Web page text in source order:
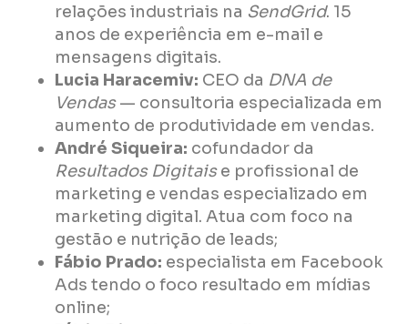
relações industriais na SendGrid. 15
anos de experiência em e-mail e
mensagens digitais.
Lucia Haracemiv: CEO da DNA de
Vendas— consultoria especializada em
aumento de produtividade em vendas.
André Siqueira: cofundador da
Resultados Digitaise profissional de
marketing e vendas especializado em
marketing digital. Atua com foco na
gestão e nutrição de leads;
Fábio Prado: especialista em Facebook
Ads tendo o foco resultado em mídias
online;